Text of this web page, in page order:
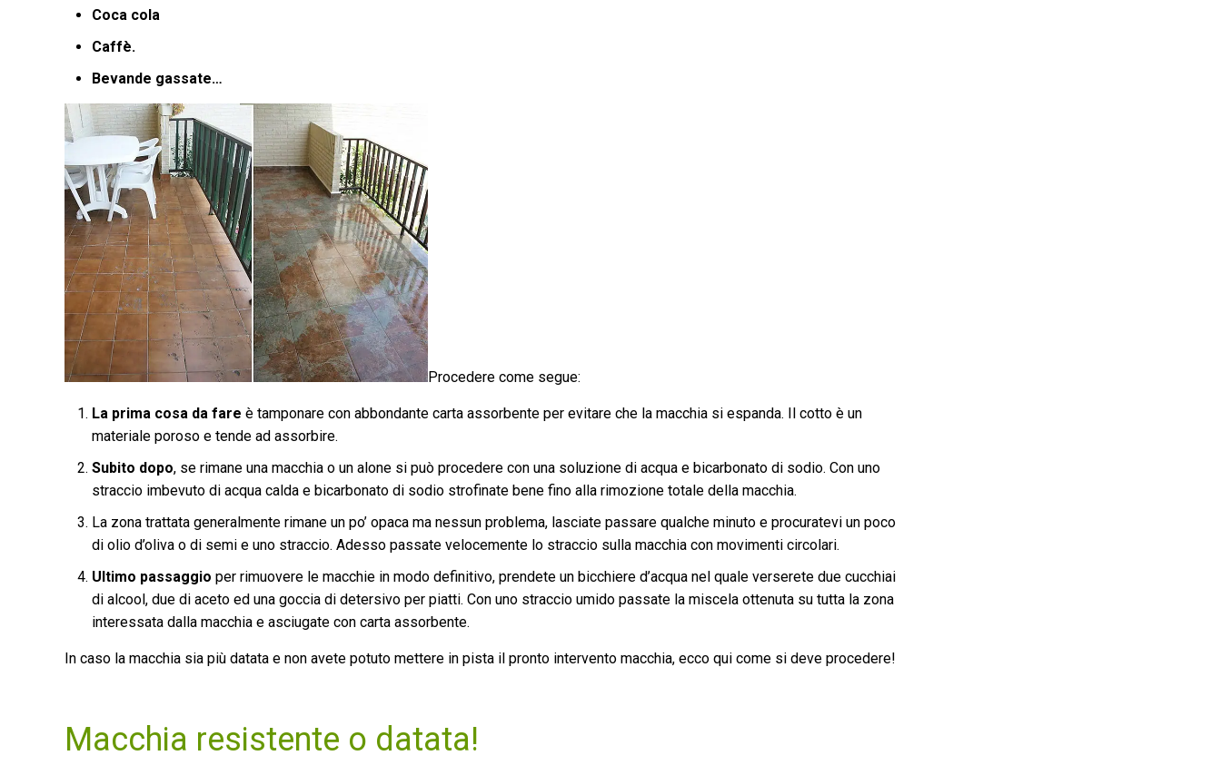
Coca cola
Caffè.
Bevande gassate…
Procedere come segue:
La prima cosa da fare è tamponare con abbondante carta assorbente per evitare che la macchia si espanda. Il cotto è un
materiale poroso e tende ad assorbire.
Subito dopo, se rimane una macchia o un alone si può procedere con una soluzione di acqua e bicarbonato di sodio. Con uno
straccio imbevuto di acqua calda e bicarbonato di sodio strofinate bene fino alla rimozione totale della macchia.
La zona trattata generalmente rimane un po’ opaca ma nessun problema, lasciate passare qualche minuto e procuratevi un poco
di olio d’oliva o di semi e uno straccio. Adesso passate velocemente lo straccio sulla macchia con movimenti circolari.
Ultimo passaggio per rimuovere le macchie in modo definitivo, prendete un bicchiere d’acqua nel quale verserete due cucchiai
di alcool, due di aceto ed una goccia di detersivo per piatti. Con uno straccio umido passate la miscela ottenuta su tutta la zona
interessata dalla macchia e asciugate con carta assorbente.
In caso la macchia sia più datata e non avete potuto mettere in pista il pronto intervento macchia, ecco qui come si deve procedere!
Macchia resistente o datata!